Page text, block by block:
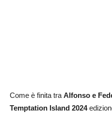
Come è finita traAlfonso e
Temptation Island 2024